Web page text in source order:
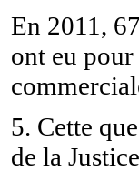
En 2011,
ont eu
5. Cette
de la